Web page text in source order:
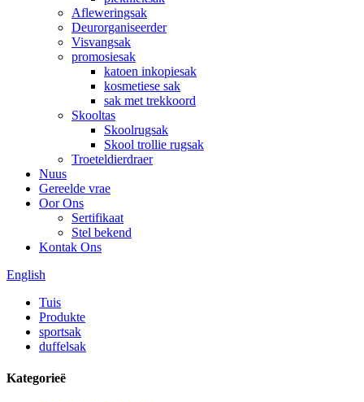
Afleweringsak
Deurorganiseerder
Visvangsak
promosiesak
katoen inkopiesak
kosmetiese sak
sak met trekkoord
Skooltas
Skoolrugsak
Skool trollie rugsak
Troeteldierdraer
Nuus
Gereelde vrae
Oor Ons
Sertifikaat
Stel bekend
Kontak Ons
English
Tuis
Produkte
sportsak
duffelsak
Kategorieë